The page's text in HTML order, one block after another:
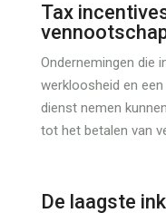
Tax
Ondernemingen die
werkloosheid en
dienst nemen
tot het betalen van
De laagste